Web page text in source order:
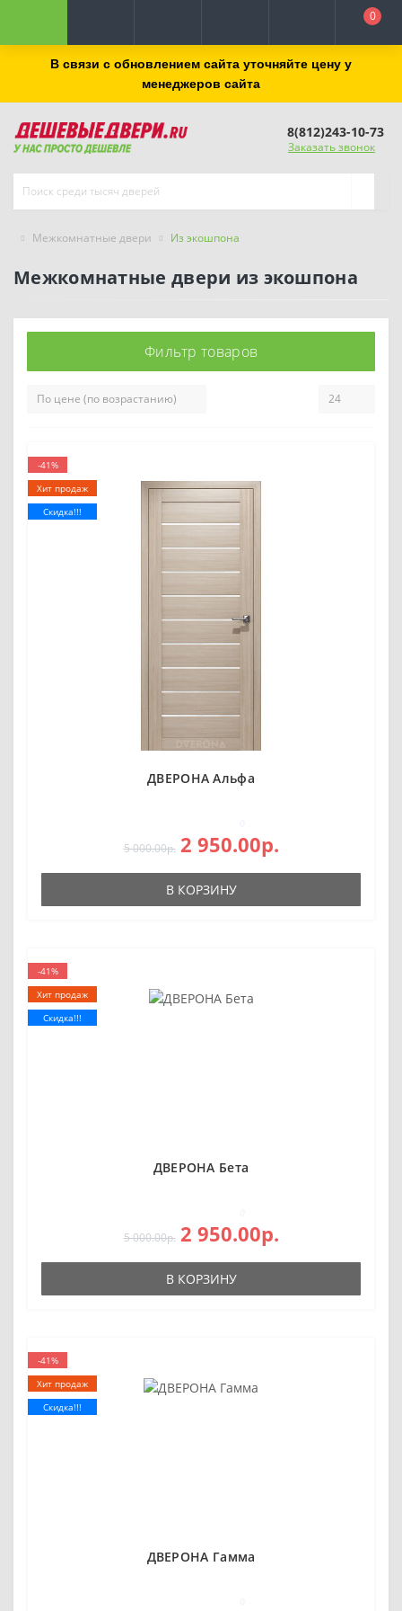
В связи с обновлением сайта уточняйте цену у
менеджеров сайта
0
8(812)243-10-73
Заказать звонок
Межкомнатные двери Из экошпона
Межкомнатные двери из экошпона
Фильтр товаров
-41%
Хит продаж
Скидка!!!
ДВЕРОНА Альфа
5 000.00р. 2 950.00р.
В КОРЗИНУ
-41%
Хит продаж
Скидка!!!
ДВЕРОНА Бета
5 000.00р. 2 950.00р.
В КОРЗИНУ
-41%
Хит продаж
Скидка!!!
ДВЕРОНА Гамма